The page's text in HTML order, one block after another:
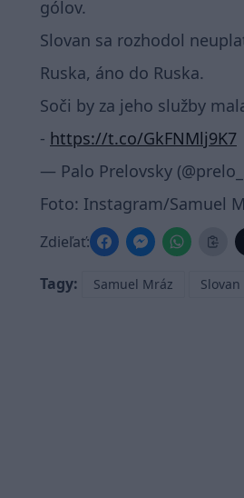
gólov.
Slovan sa rozhodol
Ruska, áno do Ruska.
Soči by za jeho služby
- https://t.co/GkFNMlj9K7
— Palo Prelovsky
Foto: Instagram/Samuel
Zdieľať:
Tagy: Samuel Mráz